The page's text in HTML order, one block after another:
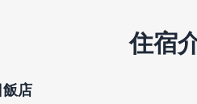
住宿
飯店